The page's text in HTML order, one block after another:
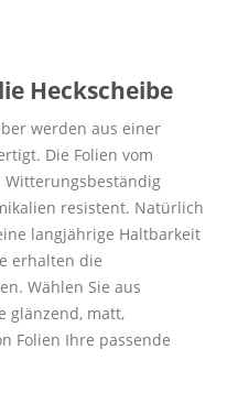
Heckscheibe
werden aus einer
Die Folien vom
Witterungsbeständig
resistent. Natürlich
langjährige Haltbarkeit
erhalten die
Wählen Sie aus
glänzend, matt,
Folien Ihre passende